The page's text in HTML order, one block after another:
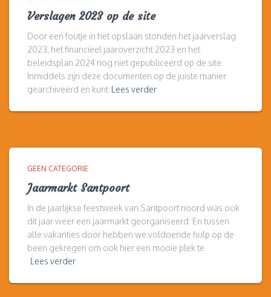
Verslagen 2023 op de site
Door een foutje in het opslaan stonden het jaarverslag
2023, het financieel jaaroverzicht 2023 en het
beleidsplan 2024 nog niet gepubliceerd op de site.
Inmiddels zijn deze documenten op de juiste manier
gearchiveerd en kunt Lees verder
GEEN CATEGORIE
Jaarmarkt Santpoort
In de jaarlijkse feestweek van Santpoort noord was ook
dit jaar weer een jaarmarkt georganiseerd. En tussen
alle vakanties door hebben we voldoende hulp op de
been gekregen om ook hier een mooie plek te
Lees verder